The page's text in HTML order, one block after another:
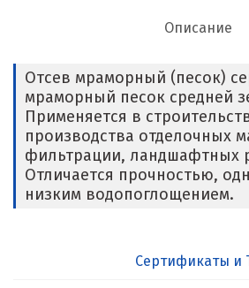
Описание
Отсев мраморный (песок)
мраморный песок средней
Применяется в
производства отделочных
фильтрации, ландшафтных
Отличается прочностью,
низким водопоглощением.
Сертификаты и